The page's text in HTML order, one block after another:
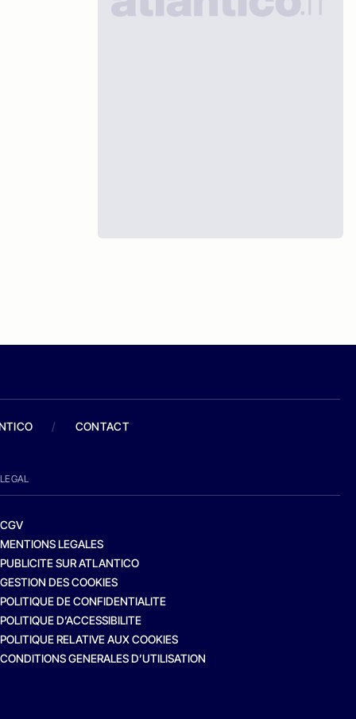
/ CONTACT
LEGAL
CGV
MENTIONS LEGALES
PUBLICITE SUR ATLANTICO
GESTION DES COOKIES
POLITIQUE DE CONFIDENTIALITE
POLITIQUE D’ACCESSIBILITE
POLITIQUE RELATIVE AUX COOKIES
CONDITIONS GENERALES D’UTILISATION